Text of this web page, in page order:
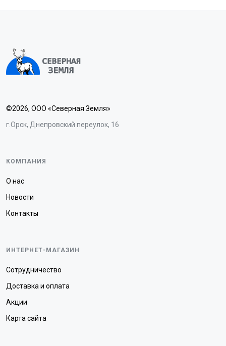
©2026, ООО «Северная Земля»
г.Орск, Днепровский переулок, 16
КОМПАНИЯ
О нас
Новости
Контакты
ИНТЕРНЕТ-МАГАЗИН
Сотрудничество
Доставка и оплата
Акции
Карта сайта